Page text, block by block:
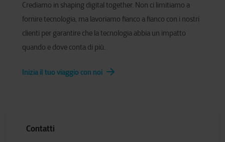
Crediamo in shaping digital together. Non ci limitiamo a
fornire tecnologia, ma lavoriamo fianco a fianco con i nostri
clienti per garantire che la tecnologia abbia un impatto
quando e dove conta di più.
Inizia il tuo viaggio con noi
Contatti